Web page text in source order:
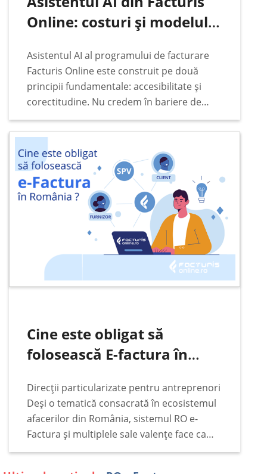
Online: costuri și modelul
Asistentul AI al programului de facturare
Facturis Online este construit pe două
principii fundamentale: accesibilitate și
corectitudine. Nu credem în bariere de
preț, abonamente lunare fixe sau taxe
ascunse când vine vorba de funcțiile de
bază ale programului de facturare…
Cine este obligat să
folosească E-factura în
Direcții particularizate pentru antreprenori
Deși o tematică consacrată în ecosistemul
afacerilor din România, sistemul RO e-
Factura și multiplele sale valențe face ca
subiectul să rămână constant pe podiumul